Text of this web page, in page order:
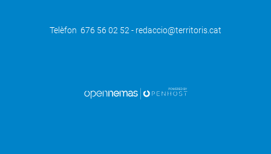
Telèfon 676 56 02 52 - redaccio@territoris.cat